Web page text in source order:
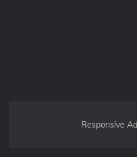
Responsive